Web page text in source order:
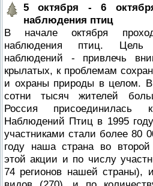
5 октября - 6
наблюдения птиц
В начале октября
наблюдения птиц. Цель
наблюдений - привлечь
крылатых, к проблемам
и охраны природы в целом. В
сотни тысяч жителей
Россия
Наблюдений Птиц в 1995
участниками стали более 80
году наша страна во
этой акции и по числу
74 регионов нашей страны),